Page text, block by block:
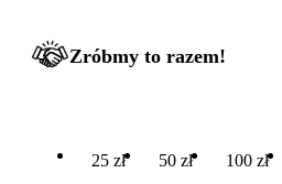
Zróbmy to razem!
25 zł 50 zł 100 zł